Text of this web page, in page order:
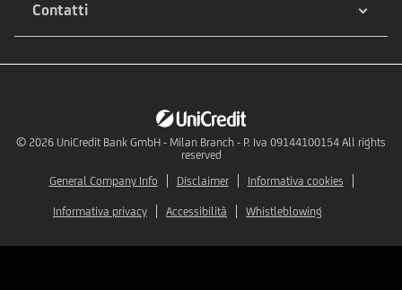
Contatti
© 2026 UniCredit Bank GmbH - Milan Branch - P. Iva 09144100154 All rights
reserved
General Company Info
Disclaimer Informativa cookies
Informativa privacy Accessibilità Whistleblowing